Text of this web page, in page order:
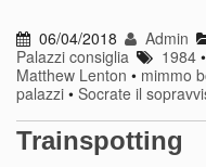
06/04/2018 Admin
Palazzi consiglia
1984
Matthew Lenton • mimmo
palazzi • Socrate il
Trainspotting